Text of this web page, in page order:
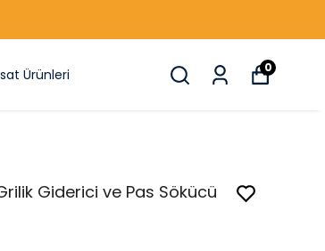
Ürünleri 0
Giderici ve Pas Sökücü